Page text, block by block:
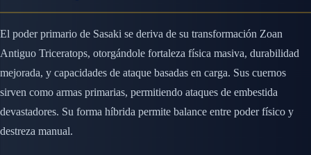
El poder primario de Sasaki se deriva de su transformación Zoan
Antiguo Triceratops, otorgándole fortaleza física masiva, durabilidad
mejorada, y capacidades de ataque basadas en carga. Sus cuernos
sirven como armas primarias, permitiendo ataques de embestida
devastadores. Su forma híbrida permite balance entre poder físico y
destreza manual.